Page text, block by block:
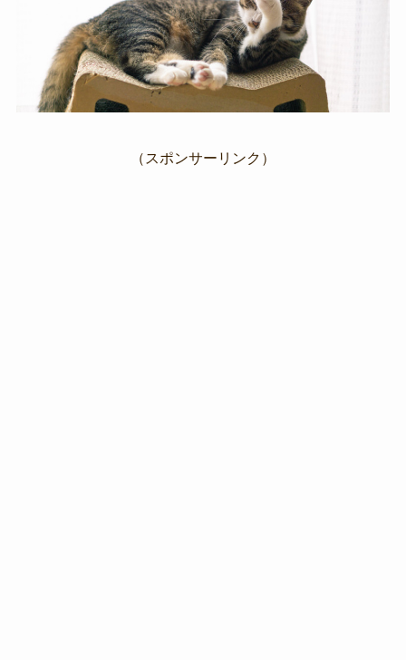
（スポンサーリンク）